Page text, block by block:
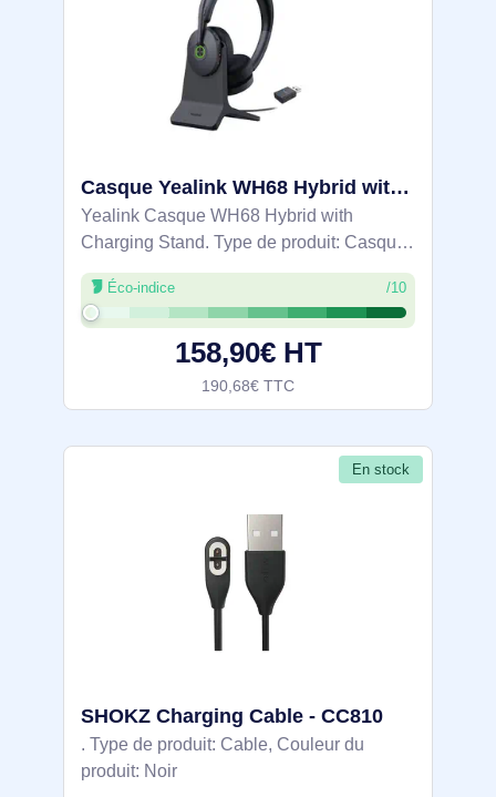
Casque Yealink WH68 Hybrid with Charging Stand - 1208741
Yealink Casque WH68 Hybrid with
Charging Stand. Type de produit: Casque.
Technologie de connectivité: Avec fil
&sans fil, Bluetooth. Utilisation
recommandée: Appels/Musique.
Fréquence des écouteurs:
Éco-indice /10
158,90€ HT
190,68€ TTC
En stock
SHOKZ Charging Cable - CC810
. Type de produit: Cable, Couleur du
produit: Noir